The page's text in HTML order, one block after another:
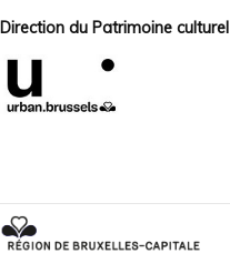
Direction du Patrimoine culturel